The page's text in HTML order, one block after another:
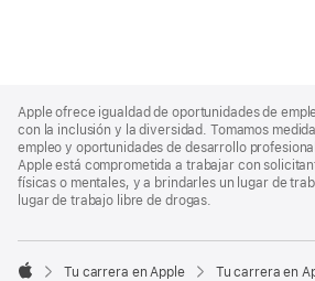
Footer
Apple ofrece igualdad de oportunidades de
con la inclusión y la diversidad. Tomamos
empleo y oportunidades de desarrollo
Apple está comprometida a trabajar con
físicas o mentales, y a brindarles un lugar de
lugar de trabajo libre de drogas.

Tu carrera en Apple Tu carrera en